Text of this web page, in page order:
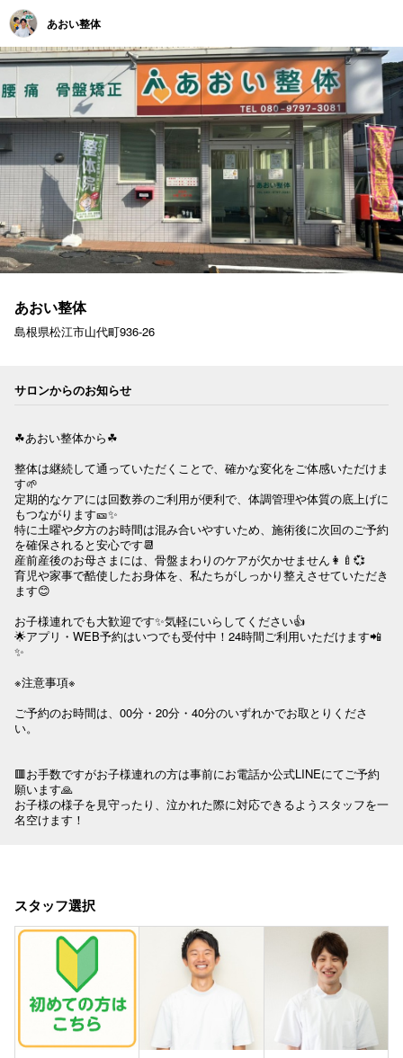
あおい整体
あおい整体
島根県松江市山代町936-26
サロンからのお知らせ
☘あおい整体から☘
整体は継続して通っていただくことで、確かな変化をご体感いただけま
す🌱
定期的なケアには回数券のご利用が便利で、体調管理や体質の底上げに
もつながります🎫✨
特に土曜や夕方のお時間は混み合いやすいため、施術後に次回のご予約
を確保されると安心です📆
産前産後のお母さまには、骨盤まわりのケアが欠かせません👩‍🍼💞
育児や家事で酷使したお身体を、私たちがしっかり整えさせていただき
ます😊
お子様連れでも大歓迎です✨気軽にいらしてください👍
🌟アプリ・WEB予約はいつでも受付中！24時間ご利用いただけます📲
✨
※注意事項※
ご予約のお時間は、00分・20分・40分のいずれかでお取とりくださ
い。
🟥お手数ですがお子様連れの方は事前にお電話か公式LINEにてご予約
願います🙏
お子様の様子を見守ったり、泣かれた際に対応できるようスタッフを一
名空けます！
スタッフ選択